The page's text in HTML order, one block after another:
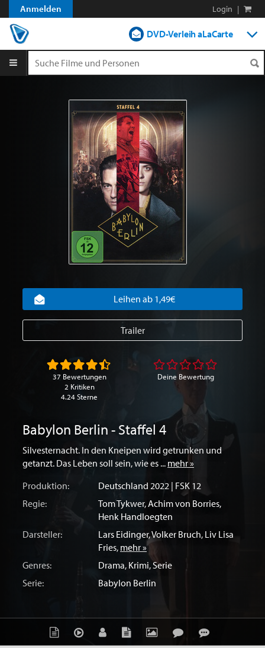
Anmelden Login |
DVD-Verleih aLaCarte
Shop
Blog
Babylon Berlin - Staffel 4
Silvesternacht. In den Kneipen wird getrunken und
getanzt. Das Leben soll sein, wie es ... mehr »
Produktion:
Deutschland 2022 | FSK 12
Regie:
Tom Tykwer,Achim von Borries,
Henk Handloegten
Darsteller:
Lars Eidinger,Volker Bruch, Liv Lisa
Fries, mehr »
Genres:
Drama, Krimi,Serie
Serie:
Babylon Berlin
Leihen ab 1,49€
Trailer
37 Bewertungen
2 Kritiken
4.24 Sterne
Deine Bewertung